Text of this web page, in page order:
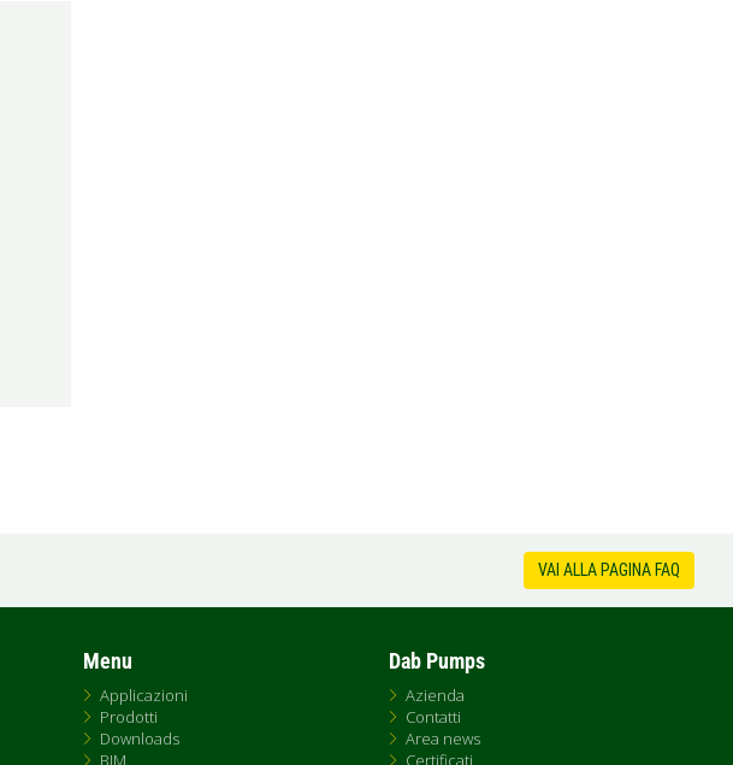
VAI ALLA PAGINA FAQ
Menu
Applicazioni
Prodotti
Downloads
BIM
Dab Pumps
Azienda
Contatti
Area news
Certificati